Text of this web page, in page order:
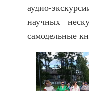
аудио-
научных
самодельные